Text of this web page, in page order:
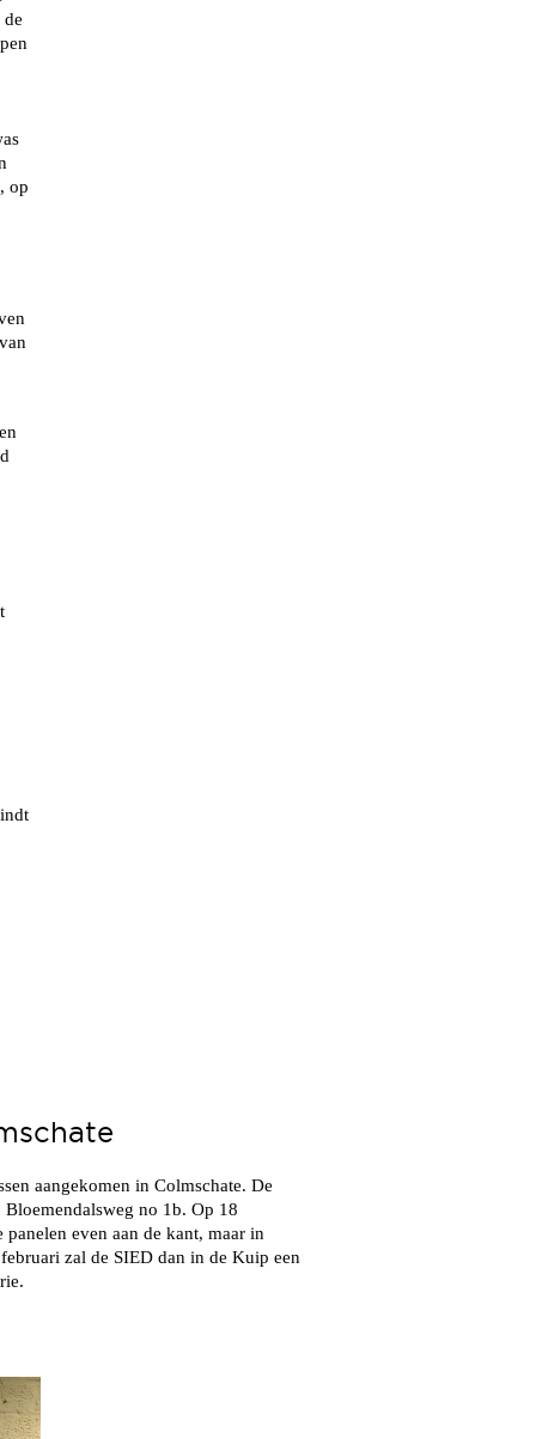
op
aangekomen in Colmschate. De
no 1b. Op 18
even aan de kant, maar in
zal de SIED dan in de Kuip een